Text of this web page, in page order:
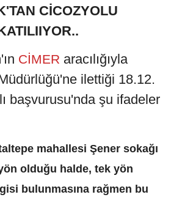
CİCOZYOLU
CİMER aracılığıyla
ilettiği 18.12.
başvurusu'nda şu ifadeler
mahallesi Şener sokağı
olduğu halde, tek yön
bulunmasına rağmen bu